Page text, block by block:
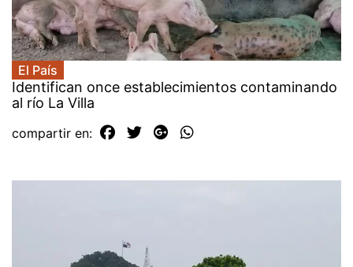
El País
Identifican once establecimientos contaminando
al río La Villa
compartir en: